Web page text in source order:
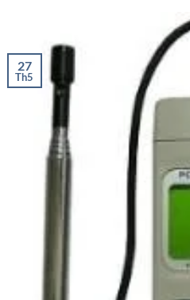
27
Th5